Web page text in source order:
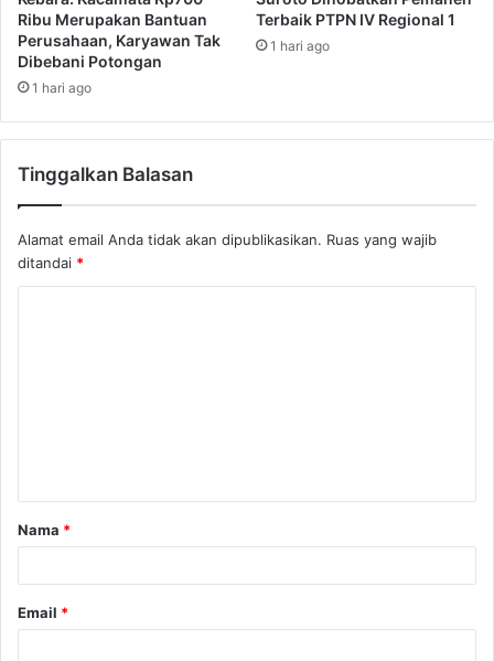
Ribu Merupakan Bantuan
Perusahaan, Karyawan Tak
Dibebani Potongan
1 hari ago
Terbaik PTPN IV Regional 1
1 hari ago
Tinggalkan Balasan
Alamat email Anda tidak akan dipublikasikan. Ruas yang wajib
ditandai *
a
r
Nama *
Email *